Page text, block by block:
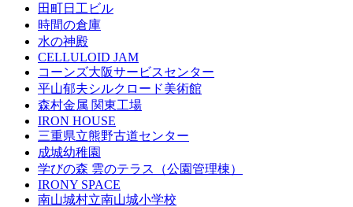
田町日工ビル
時間の倉庫
水の神殿
CELLULOID JAM
コーンズ大阪サービスセンター
平山郁夫シルクロード美術館
森村金属 関東工場
IRON HOUSE
三重県立熊野古道センター
成城幼稚園
学びの森 雲のテラス（公園管理棟）
IRONY SPACE
南山城村立南山城小学校